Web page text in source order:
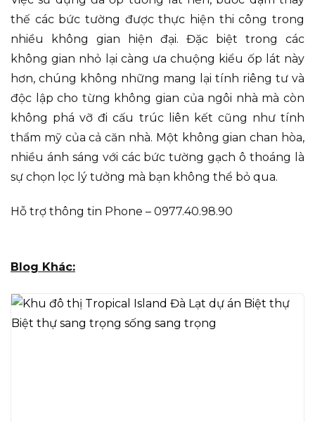
thế các bức tường được thực hiện thi công trong
nhiều không gian hiện đại. Đặc biệt trong các
không gian nhỏ lại càng ưa chuộng kiểu ốp lát này
hơn, chúng không những mang lại tính riêng tư và
độc lập cho từng không gian của ngôi nhà mà còn
không phá vỡ đi cấu trúc liên kết cũng như tính
thẩm mỹ của cả căn nhà. Một không gian chan hòa,
nhiều ánh sáng với các bức tường gạch ô thoáng là
sự chọn lọc lý tưởng mà bạn không thể bỏ qua.
Hỗ trợ thông tin Phone – 0977.40.98.90
Blog Khác: